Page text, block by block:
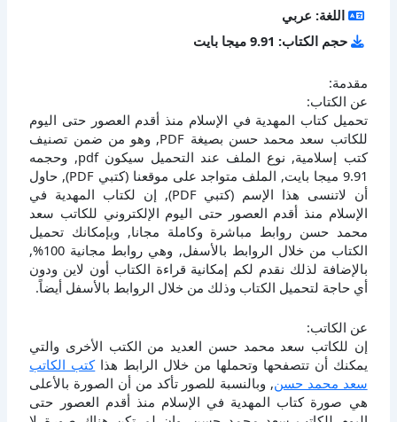
اللغة: عربي
حجم الكتاب: 9.91 ميجا بايت
مقدمة:
عن الكتاب:
تحميل كتاب المهدية في الإسلام منذ أقدم العصور حتى اليوم
للكاتب سعد محمد حسن بصيغة PDF, وهو من ضمن تصنيف
كتب إسلامية, نوع الملف عند التحميل سيكون pdf, وحجمه
9.91 ميجا بايت, الملف متواجد على موقعنا (كتبي PDF), حاول
أن لاتنسى هذا الإسم (كتبي PDF), إن لكتاب المهدية في
الإسلام منذ أقدم العصور حتى اليوم الإلكتروني للكاتب سعد
محمد حسن روابط مباشرة وكاملة مجانا, وبإمكانك تحميل
الكتاب من خلال الروابط بالأسفل, وهي روابط مجانية 100%,
بالإضافة لذلك نقدم لكم إمكانية قراءة الكتاب أون لاين ودون
أي حاجة لتحميل الكتاب وذلك من خلال الروابط بالأسفل أيضاً.
عن الكاتب:
إن للكاتب سعد محمد حسن العديد من الكتب الأخرى والتي
يمكنك أن تتصفحها وتحملها من خلال الرابط هذاكتب الكاتب
سعد محمد حسن, وبالنسبة للصور تأكد من أن الصورة بالأعلى
هي صورة كتاب المهدية في الإسلام منذ أقدم العصور حتى